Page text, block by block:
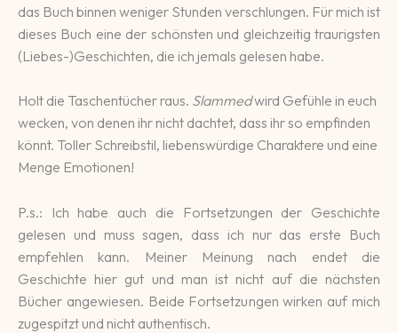
das Buch binnen weniger Stunden verschlungen. Für mich ist
dieses Buch eine der schönsten und gleichzeitig traurigsten
(Liebes-)Geschichten, die ich jemals gelesen habe.
Holt die Taschentücher raus. Slammedwird Gefühle in euch
wecken, von denen ihr nicht dachtet, dass ihr so empfinden
könnt. Toller Schreibstil, liebenswürdige Charaktere und eine
Menge Emotionen!
P.s.: Ich habe auch die Fortsetzungen der Geschichte
gelesen und muss sagen, dass ich nur das erste Buch
empfehlen kann. Meiner Meinung nach endet die
Geschichte hier gut und man ist nicht auf die nächsten
Bücher angewiesen. Beide Fortsetzungen wirken auf mich
zugespitzt und nicht authentisch.